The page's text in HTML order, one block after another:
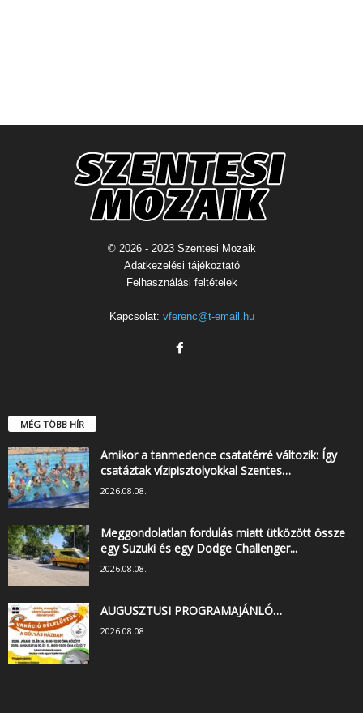
© 2026 - 2023 Szentesi Mozaik
Adatkezelési tájékoztató
Felhasználási feltételek
Kapcsolat: vferenc@t-email.hu
MÉG TÖBB HÍR
Amikor a tanmedence csatatérré változik: Így
csatáztak vízipisztolyokkal Szentes…
2026.08.08.
Meggondolatlan fordulás miatt ütközött össze
egy Suzuki és egy Dodge Challenger...
2026.08.08.
AUGUSZTUSI PROGRAMAJÁNLÓ…
2026.08.08.